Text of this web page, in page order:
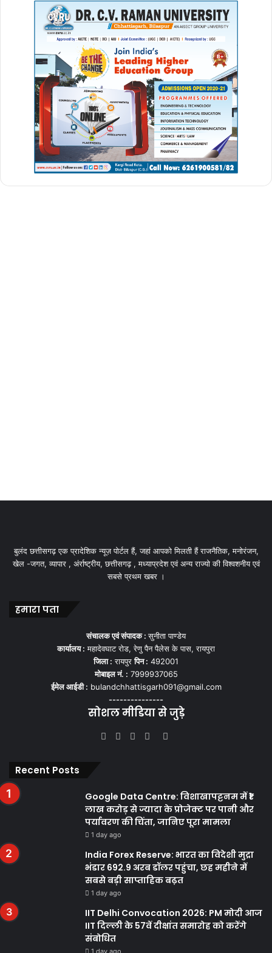
बुलंद छत्तीसगढ़ एक प्रादेशिक न्यूज़ पोर्टल हैं, जहां आपको मिलती हैं राजनैतिक, मनोरंजन,
खेल -जगत, व्यापार , अंर्राष्ट्रीय, छत्तीसगढ़ , मध्याप्रदेश एवं अन्य राज्यो की विश्वशनीय एवं
सबसे प्रथम खबर ।
हमारा पता
संचालक एवं संपादक :सुनीता पाण्डेय
कार्यालय : महादेवघाट रोड, रेणु पैन पैलेस के पास, रायपुरा
जिला : रायपुरपिन : 492001
मोबाइल नं. : 7999937065
ईमेल आईडी : bulandchhattisgarh091@gmail.com
---------------
सोशल मीडिया से जुड़े
Facebook
TwitterYouTubeInstagram
WhatsApp
Recent Posts
Google Data Centre: विशाखापट्टनम में ₹1
लाख करोड़ से ज्यादा के प्रोजेक्ट पर पानी और
पर्यावरण की चिंता, जानिए पूरा मामला
1 day ago
India Forex Reserve: भारत का विदेशी मुद्रा
भंडार 692.9 अरब डॉलर पहुंचा, छह महीने में
सबसे बड़ी साप्ताहिक बढ़त
1 day ago
IIT Delhi Convocation 2026: PM मोदी आज
IIT दिल्ली के 57वें दीक्षांत समारोह को करेंगे
संबोधित